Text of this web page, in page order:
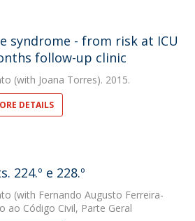
syndrome - from risk at ICU
follow-up clinic
(with Joana Torres). 2015.
DETAILS
224.º e 228.º
(with Fernando Augusto Ferreira-
ao Código Civil, Parte Geral